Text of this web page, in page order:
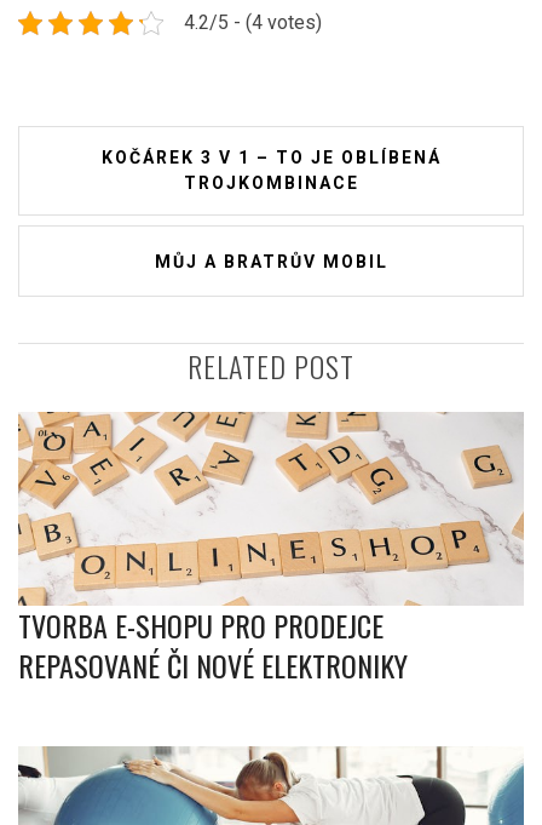
4.2/5 - (4 votes)
Navigace
příspěvek
KOČÁREK 3 V 1 – TO JE OBLÍBENÁ
TROJKOMBINACE
MŮJ A BRATRŮV MOBIL
RELATED POST
TVORBA E-SHOPU PRO PRODEJCE
REPASOVANÉ ČI NOVÉ ELEKTRONIKY